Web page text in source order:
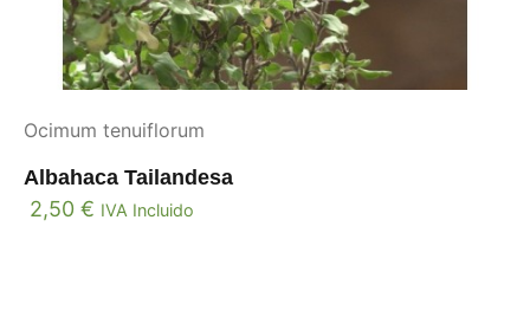
Ocimum tenuiflorum
Albahaca Tailandesa
2,50 € IVA Incluido